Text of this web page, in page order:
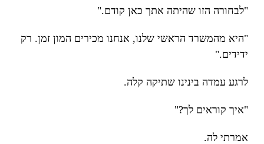
"לבחורה הזו שהיתה אתך כאן קודם."
"היא מהמשרד הראשי שלנו, אנחנו מכירים המון זמן. רק
ידידים."
לרגע עמדה בינינו שתיקה קלה.
"איך קוראים לך?"
אמרתי לה.